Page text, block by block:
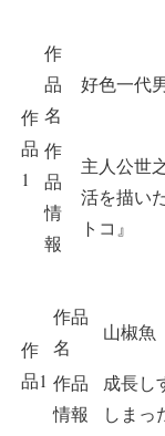
作
品
1
作
品
名
好色一代
作
品
情
報
主人公世
活を描い
トコ』
作
品1
作品
名
山椒魚
作品
情報
成長し
しまっ